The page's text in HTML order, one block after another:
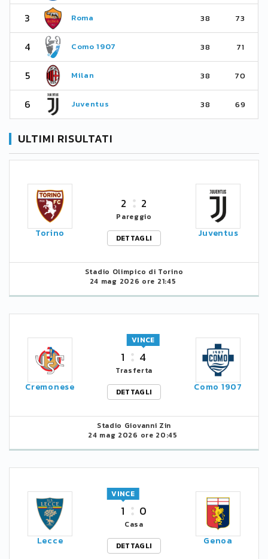
3 Roma 38 73
4 Como 1907 38 71
5 Milan 38 70
6 Juventus 38 69
ULTIMI RISULTATI
Torino
2 2
Pareggio
DETTAGLI
Juventus
Stadio Olimpico di Torino
24 mag 2026 ore 21:45
Cremonese
1 4
VINCE
Trasferta
DETTAGLI
Como 1907
Stadio Giovanni Zin
24 mag 2026 ore 20:45
Lecce
1
VINCE
0
Casa
DETTAGLI
Genoa